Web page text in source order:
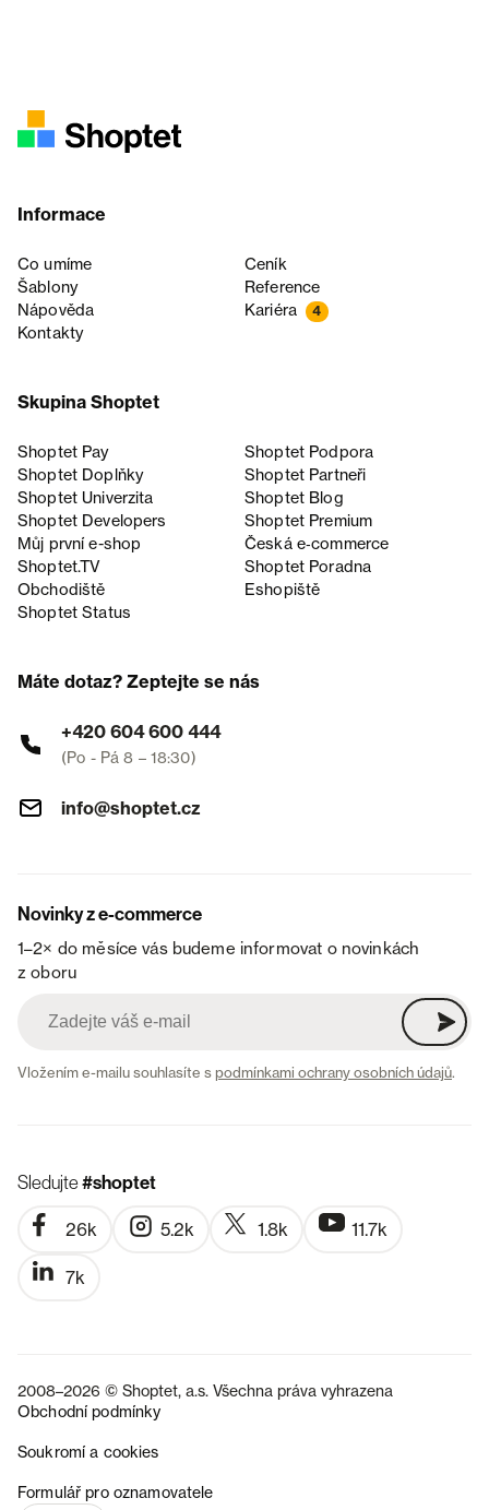
Informace
Co umíme
Ceník
Šablony
Reference
Nápověda
Kariéra 4
Kontakty
Skupina Shoptet
Shoptet Pay
Shoptet Podpora
Shoptet Doplňky
Shoptet Partneři
Shoptet Univerzita
Shoptet Blog
Shoptet Developers
Shoptet Premium
Můj první e-shop
Česká e‑commerce
Shoptet.TV
Shoptet Poradna
Obchodiště
Eshopiště
Shoptet Status
Máte dotaz? Zeptejte se nás
+420 604 600 444
(Po - Pá 8 – 18:30)
info@shoptet.cz
Novinky z e-commerce
1–2× do měsíce vás budeme informovat o novinkách
z oboru
Vložením e-mailu souhlasíte spodmínkami ochrany osobních údajů.
Sledujte#shoptet
26k 5.2k 1.8k 11.7k
7k
2008–2026 © Shoptet, a.s. Všechna práva vyhrazena
Obchodní podmínky
Soukromí a cookies
Formulář pro oznamovatele